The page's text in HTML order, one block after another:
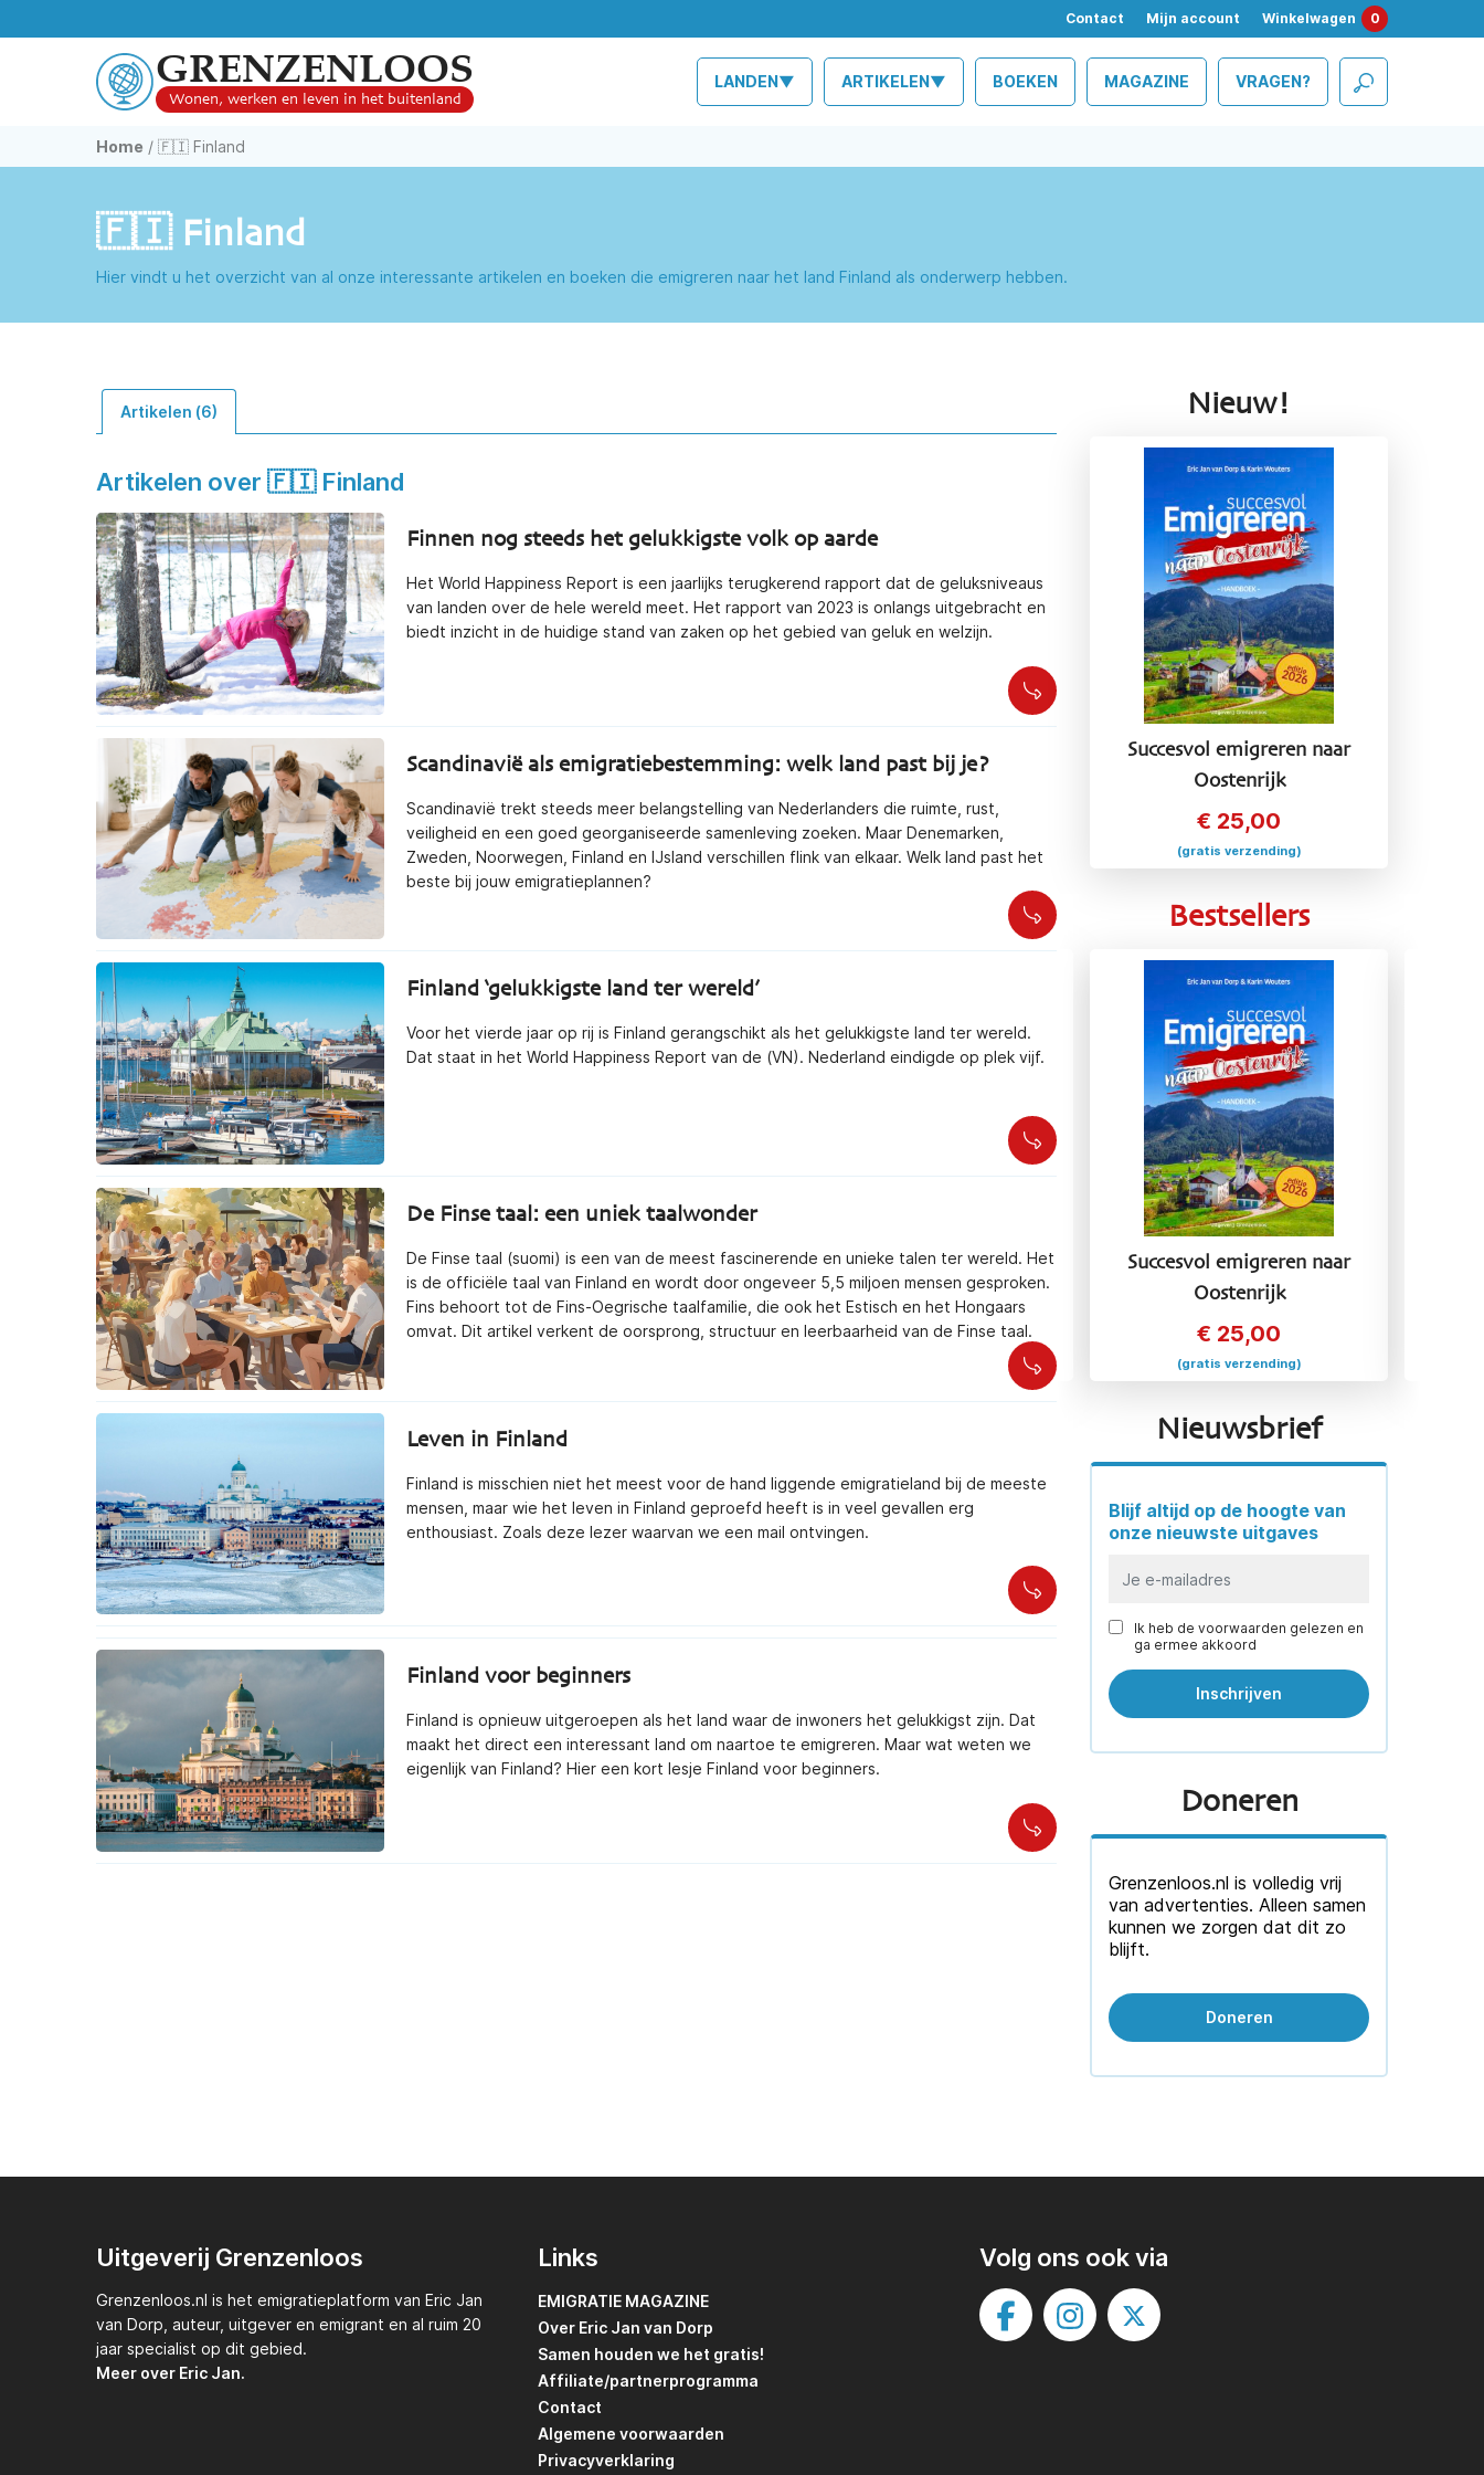
Contact Mijn account Winkelwagen 0
GRENZENLOOS
Wonen, werken en leven in het buitenland
LANDEN▼ ARTIKELEN▼ BOEKEN MAGAZINE VRAGEN?
Home / 🇫🇮 Finland
🇫🇮 Finland
Hier vindt u het overzicht van al onze interessante artikelen en boeken die emigreren naar het land Finland als onderwerp hebben.
Artikelen (6)
Artikelen over 🇫🇮 Finland
Finnen nog steeds het gelukkigste volk op aarde
Het World Happiness Report is een jaarlijks terugkerend rapport dat de geluksniveaus
van landen over de hele wereld meet. Het rapport van 2023 is onlangs uitgebracht en
biedt inzicht in de huidige stand van zaken op het gebied van geluk en welzijn.
Scandinavië als emigratiebestemming: welk land past bij je?
Scandinavië trekt steeds meer belangstelling van Nederlanders die ruimte, rust,
veiligheid en een goed georganiseerde samenleving zoeken. Maar Denemarken,
Zweden, Noorwegen, Finland en IJsland verschillen flink van elkaar. Welk land past het
beste bij jouw emigratieplannen?
Finland ‘gelukkigste land ter wereld’
Voor het vierde jaar op rij is Finland gerangschikt als het gelukkigste land ter wereld.
Dat staat in het World Happiness Report van de (VN). Nederland eindigde op plek vijf.
De Finse taal: een uniek taalwonder
De Finse taal (suomi) is een van de meest fascinerende en unieke talen ter wereld. Het
is de officiële taal van Finland en wordt door ongeveer 5,5 miljoen mensen gesproken.
Fins behoort tot de Fins-Oegrische taalfamilie, die ook het Estisch en het Hongaars
omvat. Dit artikel verkent de oorsprong, structuur en leerbaarheid van de Finse taal.
Leven in Finland
Finland is misschien niet het meest voor de hand liggende emigratieland bij de meeste
mensen, maar wie het leven in Finland geproefd heeft is in veel gevallen erg
enthousiast. Zoals deze lezer waarvan we een mail ontvingen.
Finland voor beginners
Finland is opnieuw uitgeroepen als het land waar de inwoners het gelukkigst zijn. Dat
maakt het direct een interessant land om naartoe te emigreren. Maar wat weten we
eigenlijk van Finland? Hier een kort lesje Finland voor beginners.
Nieuw!
Succesvol emigreren naar
Oostenrijk
€ 25,00
(gratis verzending)
Bestsellers
Succesvol Emigreren naar
Spanje
€ 25,00
(gratis verzending)
Succesvol emigreren naar Italië
€ 25,00
(gratis verzending)
Succesvol emigreren naar
Griekenland
€ 25,00
Succesvol emigreren naar
Oostenrijk
€ 25,00
(gratis verzending)
Nieuwsbrief
Blijf altijd op de hoogte van
onze nieuwste uitgaves
Ik heb de voorwaarden gelezen en
ga ermee akkoord
Doneren
Grenzenloos.nl is volledig vrij
van advertenties. Alleen samen
kunnen we zorgen dat dit zo
blijft.
Doneren
Uitgeverij Grenzenloos
Grenzenloos.nl is het emigratieplatform van Eric Jan
van Dorp, auteur, uitgever en emigrant en al ruim 20
jaar specialist op dit gebied.
Meer over Eric Jan.
Links
EMIGRATIE MAGAZINE
Over Eric Jan van Dorp
Samen houden we het gratis!
Affiliate/partnerprogramma
Contact
Algemene voorwaarden
Privacyverklaring
Volg ons ook via